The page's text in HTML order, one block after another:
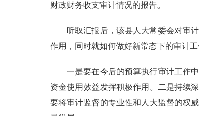
财政财务收支审计情况的报告。
听取汇报后，该县人大常委会对审
作用，同时就如何做好新常态下的审计工
一是要在今后的预算执行审计工作
资金使用效益发挥积极作用。二是持续
要将审计监督的专业性和人大监督的权